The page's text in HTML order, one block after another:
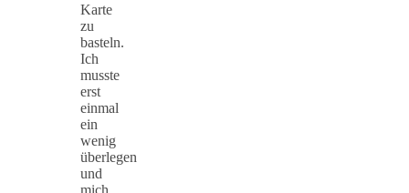
Karte
zu
basteln.
Ich
musste
erst
einmal
ein
wenig
überlegen
und
mich